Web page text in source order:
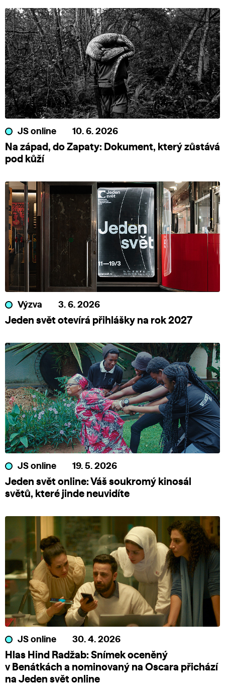
JS online 10. 6. 2026
Na západ, do Zapaty: Dokument, který zůstává
pod kůží
Výzva 3. 6. 2026
Jeden svět otevírá přihlášky na rok 2027
JS online 19. 5. 2026
Jeden svět online: Váš soukromý kinosál
světů, které jinde neuvidíte
JS online 30. 4. 2026
Hlas Hind Radžab: Snímek oceněný
v Benátkách a nominovaný na Oscara přichází
na Jeden svět online